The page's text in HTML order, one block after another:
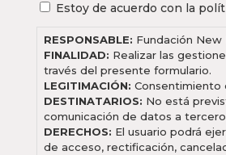
Estoy de acuerdo con la
RESPONSABLE: Fundación New
FINALIDAD: Realizar las
través del presente formulario.
LEGITIMACIÓN: Consentimiento
DESTINATARIOS: No está
comunicación de datos a
DERECHOS: El usuario podrá
de acceso, rectificación,